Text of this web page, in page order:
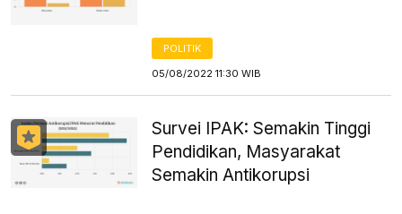
POLITIK
05/08/2022 11:30 WIB
Survei IPAK: Semakin Tinggi
Pendidikan, Masyarakat
Semakin Antikorupsi